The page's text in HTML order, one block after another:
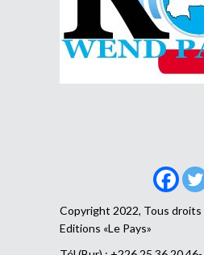
Copyright 2022, Tous droits
Editions «Le Pays»